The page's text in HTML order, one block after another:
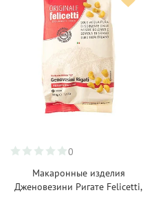
0
Макаронные изделия
Дженовезини Ригате Felicetti,